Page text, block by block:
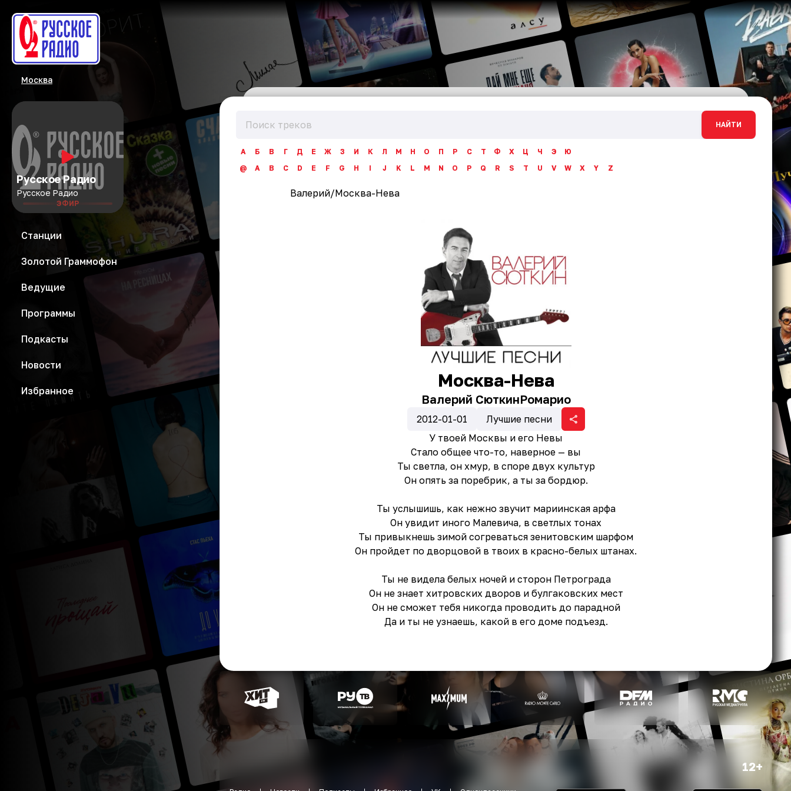
Москва
Русское Радио
Русское Радио
ЭФИР
Станции
Золотой Граммофон
Ведущие
Программы
Подкасты
Новости
Избранное
НАЙТИ
А Б В Г Д Е Ж З И К Л М Н О П Р С Т Ф Х Ц Ч Э
Ю
@
A B C D E F G H I J K L M N O P Q R S T U V W X Y Z
Валерий/Москва-Нева
Москва-Нева
Валерий СюткинРомарио
2012-01-01
Лучшие песни
У твоей Москвы и его Невы
Стало общее что-то, наверное — вы
Ты светла, он хмур, в споре двух культур
Он опять за поребрик, а ты за бордюр.
Ты услышишь, как нежно звучит мариинская арфа
Он увидит иного Малевича, в светлых тонах
Ты привыкнешь зимой согреваться зенитовским шарфом
Он пройдет по дворцовой в твоих в красно-белых штанах.
Ты не видела белых ночей и сторон Петрограда
Он не знает хитровских дворов и булгаковских мест
Он не сможет тебя никогда проводить до парадной
Да и ты не узнаешь, какой в его доме подъезд.
12+